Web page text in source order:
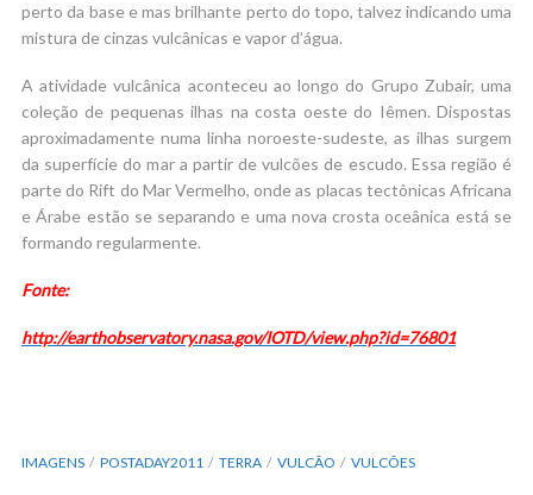
perto da base e mas brilhante perto do topo, talvez indicando uma
mistura de cinzas vulcânicas e vapor d’água.
A atividade vulcânica aconteceu ao longo do Grupo Zubair, uma
coleção de pequenas ilhas na costa oeste do Iêmen. Dispostas
aproximadamente numa linha noroeste-sudeste, as ilhas surgem
da superfície do mar a partir de vulcões de escudo. Essa região é
parte do Rift do Mar Vermelho, onde as placas tectônicas Africana
e Árabe estão se separando e uma nova crosta oceânica está se
formando regularmente.
Fonte:
http://earthobservatory.nasa.gov/IOTD/view.php?id=76801
IMAGENS POSTADAY2011 TERRA VULCÃO VULCÕES